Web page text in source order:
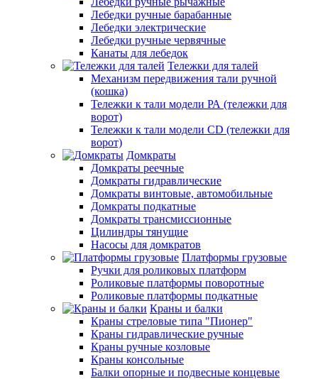
Лебедки ручные барабанные
Лебедки электрические
Лебедки ручные червячные
Канаты для лебедок
Тележки для талей
Механизм передвижения тали ручной
(кошка)
Тележки к тали модели РА (тележки для
ворот)
Тележки к тали модели CD (тележки для
ворот)
Домкраты
Домкраты реечные
Домкраты гидравлические
Домкраты винтовые, автомобильные
Домкраты подкатные
Домкраты трансмиссионные
Цилиндры тянущие
Насосы для домкратов
Платформы грузовые
Ручки для роликовых платформ
Роликовые платформы поворотные
Роликовые платформы подкатные
Краны и балки
Краны стреловые типа "Пионер"
Краны гидравлические ручные
Краны ручные козловые
Краны консольные
Балки опорные и подвесные концевые